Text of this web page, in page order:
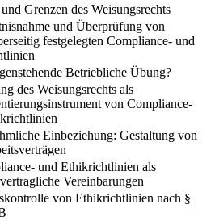
Grenzen des Weisungsrechts
und Überprüfung von
festgelegten Compliance- und
Betriebliche Übung?
des Weisungsrechts als
von Compliance-
Einbeziehung: Gestaltung von
und Ethikrichtlinien als
Vereinbarungen
von Ethikrichtlinien nach §